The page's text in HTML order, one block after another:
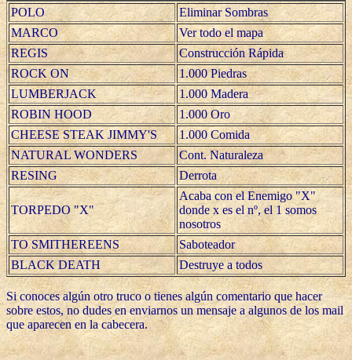
POLO
Eliminar Sombras
MARCO
Ver todo el mapa
REGIS
Construcción Rápida
ROCK ON
1.000 Piedras
LUMBERJACK
1.000 Madera
ROBIN HOOD
1.000 Oro
CHEESE STEAK JIMMY'S
1.000 Comida
NATURAL WONDERS
Cont. Naturaleza
RESING
Derrota
TORPEDO "X"
Acaba con el Enemigo "X"
donde x es el nº, el 1 somos
nosotros
TO SMITHEREENS
Saboteador
BLACK DEATH
Destruye a todos
Si conoces algún otro truco o tienes algún comentario que hacer
sobre estos, no dudes en enviarnos un mensaje a algunos de los mail
que aparecen en la cabecera.